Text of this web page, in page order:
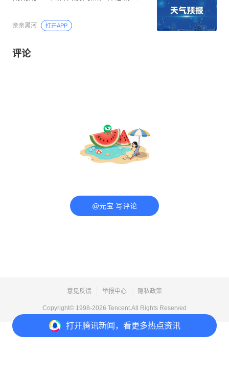
打开腾讯新闻，看更多热点资讯
亲亲黑河 打开APP
评论
@元宝 写评论
意见反馈 举报中心 隐私政策
Copyright© 1998-2026 Tencent.All Rights Reserved